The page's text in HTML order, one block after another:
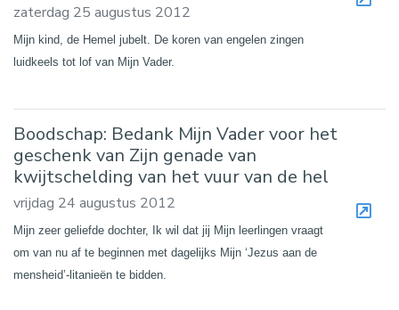
zaterdag 25 augustus 2012
Mijn kind, de Hemel jubelt. De koren van engelen zingen
luidkeels tot lof van Mijn Vader.
Boodschap: Bedank Mijn Vader voor het
geschenk van Zijn genade van
kwijtschelding van het vuur van de hel
vrijdag 24 augustus 2012
Mijn zeer geliefde dochter, Ik wil dat jij Mijn leerlingen vraagt
om van nu af te beginnen met dagelijks Mijn ‘Jezus aan de
mensheid’-litanieën te bidden.